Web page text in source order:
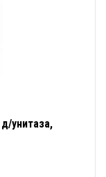
унитаза,